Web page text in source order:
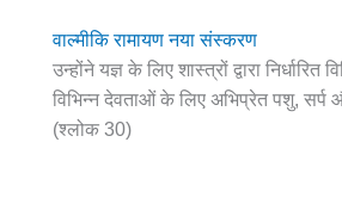
वाल्मीकि रामायण नया संस्करण
उन्होंने यज्ञ के लिए शास्त्रों द्वारा निर्धारित
विभिन्न देवताओं के लिए अभिप्रेत पशु, सर्प
(श्लोक 30)